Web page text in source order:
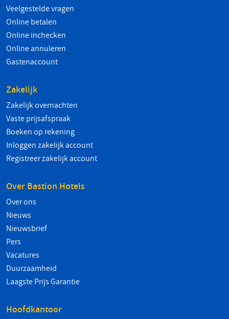
Veelgestelde vragen
Online betalen
Online inchecken
Online annuleren
Gastenaccount
Zakelijk
Zakelijk overnachten
Vaste prijsafspraak
Boeken op rekening
Inloggen zakelijk account
Registreer zakelijk account
Over Bastion Hotels
Over ons
Nieuws
Nieuwsbrief
Pers
Vacatures
Duurzaamheid
Laagste Prijs Garantie
Hoofdkantoor